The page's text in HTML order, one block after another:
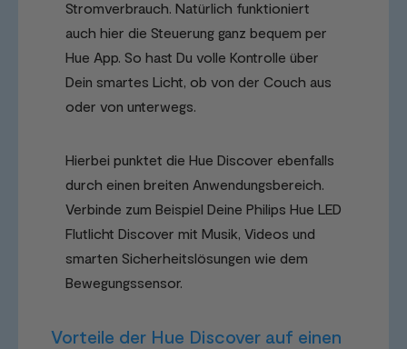
Stromverbrauch. Natürlich funktioniert
auch hier die Steuerung ganz bequem per
Hue App. So hast Du volle Kontrolle über
Dein smartes Licht, ob von der Couch aus
oder von unterwegs.
Hierbei punktet die Hue Discover ebenfalls
durch einen breiten Anwendungsbereich.
Verbinde zum Beispiel Deine Philips Hue LED
Flutlicht Discover mit Musik, Videos und
smarten Sicherheitslösungen wie dem
Bewegungssensor.
Vorteile der Hue Discover auf einen